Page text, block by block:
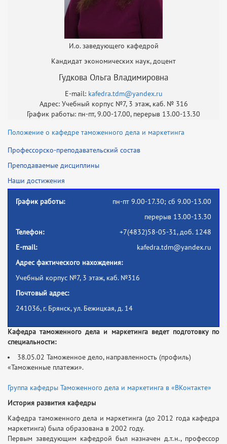
И.о. заведующего кафедрой
Кандидат экономических наук, доцент
Гудкова Ольга Владимировна
E-mail: kafedra.tdm@yandex.ru
Адрес: Учебный корпус №7, 3 этаж, каб. № 316
График работы: пн-пт, 9.00-17.00, перерыв 13.00-13.30
Положение о кафедре таможенного дела и маркетинга
Профессорско-преподавательский состав
Преподаваемые дисциплины
Наши достижения
График работы:
пн-пт 9.00-17.30; сб 9.00-13.00
перерыв 13.00-13.30
Телефон:
+7(4832)58-05-31, доб. 1248
E-mail:
kafedra.tdm@yandex.ru
Адрес фактического нахождения:
Учебный корпус №7, 3 этаж, каб. №316
Почтовый адрес:
241036, г. Брянск, ул. Бежицкая, д. 14
Кафедра таможенного дела и маркетинга ведет подготовку по
специальности:
38.05.02 Таможенное дело, направленность (профиль)
«Таможенные платежи».
Группа кафедры Таможенного дела и маркетинга в «ВКонтакте»
История развития кафедры
Кафедра таможенного дела и маркетинга (до 2012 года кафедра
маркетинга) была образована в 2002 году.
Первым заведующим кафедрой был назначен д.т.н., профессор